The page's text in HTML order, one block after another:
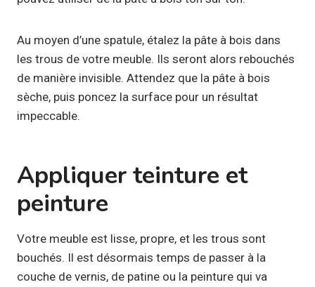
Au moyen d’une spatule, étalez la pâte à bois dans
les trous de votre meuble. Ils seront alors rebouchés
de manière invisible. Attendez que la pâte à bois
sèche, puis poncez la surface pour un résultat
impeccable.
Appliquer teinture et
peinture
Votre meuble est lisse, propre, et les trous sont
bouchés. Il est désormais temps de passer à la
couche de vernis, de patine ou la peinture qui va